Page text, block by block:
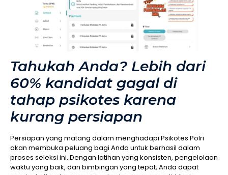
Tahukah Anda? Lebih dari
60% kandidat gagal di
tahap psikotes karena
kurang persiapan
Persiapan yang matang dalam menghadapi Psikotes Polri
akan membuka peluang bagi Anda untuk berhasil dalam
proses seleksi ini. Dengan latihan yang konsisten, pengelolaan
waktu yang baik, dan bimbingan yang tepat, Anda dapat